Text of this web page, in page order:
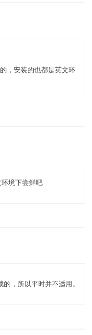
，安装的也都是英文环
境下尝鲜吧
，所以平时并不适用。